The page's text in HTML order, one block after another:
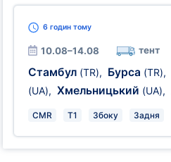
6 годинтому
10.08–14.08 тент
Стамбул (TR), Бурса (TR),
(UA), Хмельницький (UA),
CMR T1 Збоку Задня